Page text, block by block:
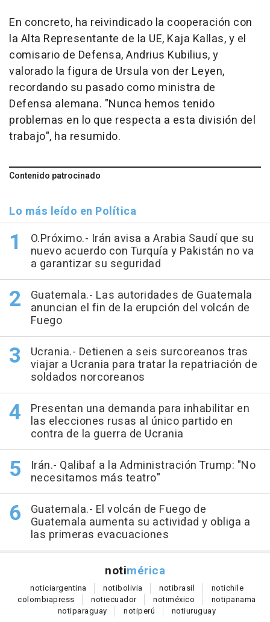
En concreto, ha reivindicado la cooperación con
la Alta Representante de la UE, Kaja Kallas, y el
comisario de Defensa, Andrius Kubilius, y
valorado la figura de Ursula von der Leyen,
recordando su pasado como ministra de
Defensa alemana. "Nunca hemos tenido
problemas en lo que respecta a esta división del
trabajo", ha resumido.
Contenido patrocinado
Lo más leído en Política
O.Próximo.- Irán avisa a Arabia Saudí que su
nuevo acuerdo con Turquía y Pakistán no va
a garantizar su seguridad
Guatemala.- Las autoridades de Guatemala
anuncian el fin de la erupción del volcán de
Fuego
Ucrania.- Detienen a seis surcoreanos tras
viajar a Ucrania para tratar la repatriación de
soldados norcoreanos
Presentan una demanda para inhabilitar en
las elecciones rusas al único partido en
contra de la guerra de Ucrania
Irán.- Qalibaf a la Administración Trump: "No
necesitamos más teatro"
Guatemala.- El volcán de Fuego de
Guatemala aumenta su actividad y obliga a
las primeras evacuaciones
notimérica
noticiargentina notibolivia notibrasil notichile
colombiapress notiecuador notiméxico notipanama
notiparaguay notiperú notiuruguay